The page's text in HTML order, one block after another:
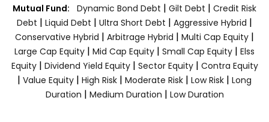
Mutual Fund: Dynamic Bond Debt | Gilt Debt | Credit Risk
Debt | Liquid Debt | Ultra Short Debt | Aggressive Hybrid |
Conservative Hybrid | Arbitrage Hybrid | Multi Cap Equity |
Large Cap Equity | Mid Cap Equity | Small Cap Equity | Elss
Equity| Dividend Yield Equity| Sector Equity | Contra Equity
| Value Equity | High Risk | Moderate Risk | Low Risk | Long
Duration | Medium Duration | Low Duration